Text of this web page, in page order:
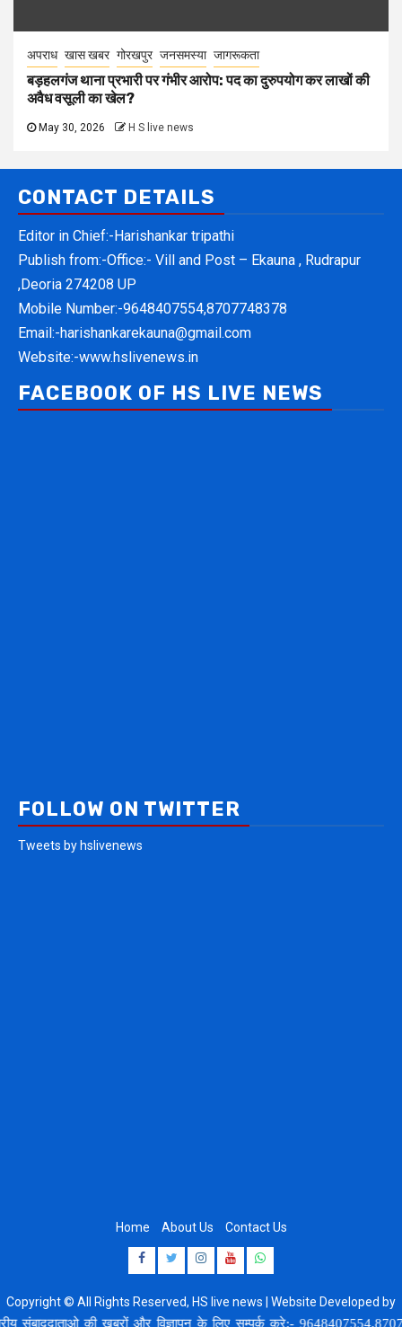
अपराध खास खबर गोरखपुर जनसमस्या जागरूकता
बड़हलगंज थाना प्रभारी पर गंभीर आरोप: पद का दुरुपयोग कर लाखों की
अवैध वसूली का खेल?
May 30, 2026 H S live news
CONTACT DETAILS
Editor in Chief:-Harishankar tripathi
Publish from:-Office:- Vill and Post – Ekauna , Rudrapur
,Deoria 274208 UP
Mobile Number:-9648407554,8707748378
Email:-harishankarekauna@gmail.com
Website:-www.hslivenews.in
FACEBOOK OF HS LIVE NEWS
FOLLOW ON TWITTER
Tweets by hslivenews
Home About Us Contact Us
Facebook
Twitter
Instagram
Youtube
Whatsapp
Copyright © All Rights Reserved, HS live news | Website Developed by
8920664806
की खबरों और विज्ञापन के लिए सम्पर्क करे:-